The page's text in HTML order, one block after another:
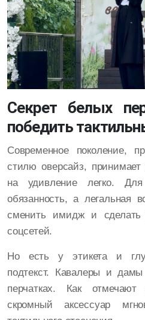
Секрет белых
победить
Современное поколение,
стилю оверсайз, принимает
на удивление легко.
обязанность, а легальная
сменить имидж и сделать
соцсетей.
Но есть у этикета и
подтекст. Кавалеры и
перчатках. Как
скромный аксессуар